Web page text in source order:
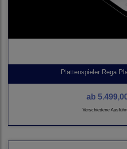
Plattenspieler Rega
ab
Verschiedene